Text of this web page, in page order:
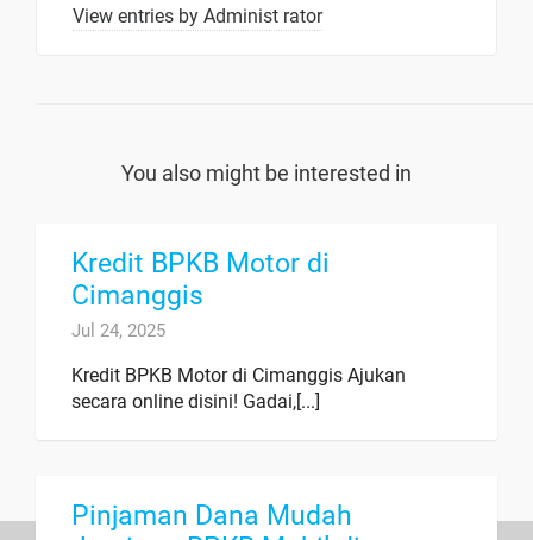
View entries by Administ rator
You also might be interested in
Kredit BPKB Motor di
Cimanggis
Jul 24, 2025
Kredit BPKB Motor di Cimanggis Ajukan
secara online disini! Gadai,[...]
Pinjaman Dana Mudah